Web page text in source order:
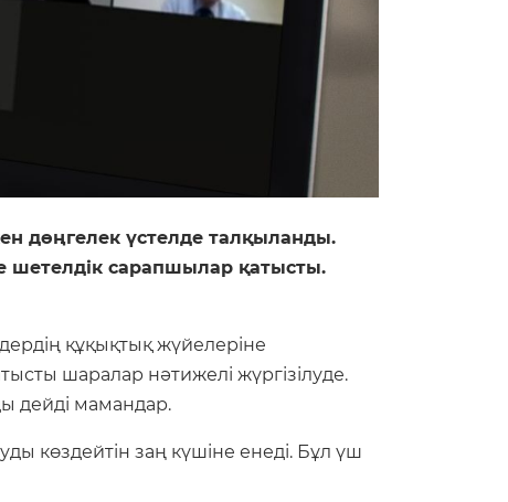
дөңгелек үстелде талқыланды.
сарапшылар қатысты.
құқықтық жүйелеріне
шаралар нәтижелі жүргізілуде.
дейді мамандар.
көздейтін заң күшіне енеді. Бұл үш